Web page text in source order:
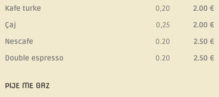
Kafe turke
Çaj
Nescafe
Double espresso
0,20
0,25
0.20
0.20
2.00 €
2.00 €
2.50 €
2.50 €
PIJE ME GAZ